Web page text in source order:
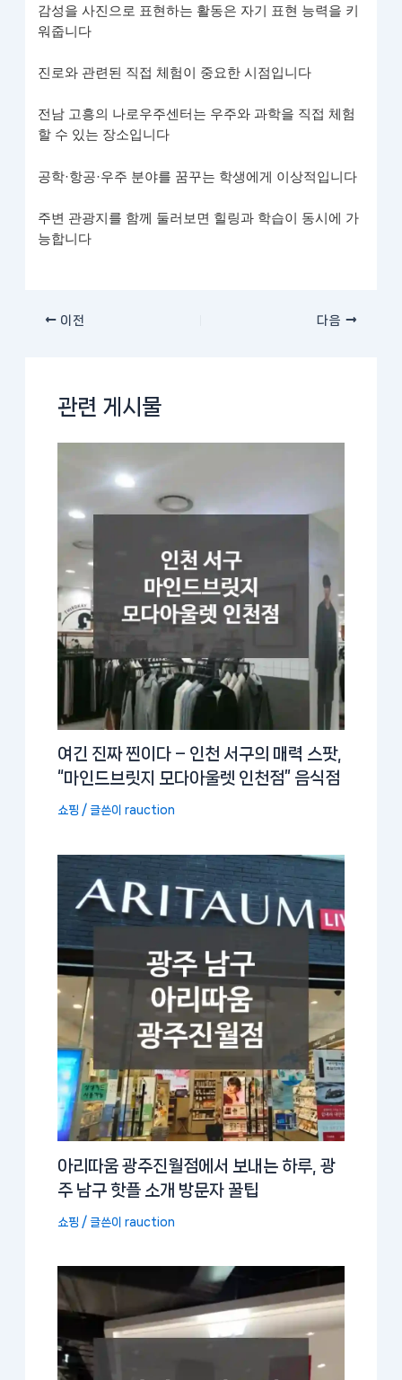
감성을 사진으로 표현하는 활동은 자기 표현 능력을 키
워줍니다
진로와 관련된 직접 체험이 중요한 시점입니다
전남 고흥의 나로우주센터는 우주와 과학을 직접 체험
할 수 있는 장소입니다
공학·항공·우주 분야를 꿈꾸는 학생에게 이상적입니다
주변 관광지를 함께 둘러보면 힐링과 학습이 동시에 가
능합니다
이전 다음
관련 게시물
여긴 진짜 찐이다 – 인천 서구의 매력 스팟,
“마인드브릿지 모다아울렛 인천점” 음식점
쇼핑 / 글쓴이rauction
아리따움 광주진월점에서 보내는 하루, 광
주 남구 핫플 소개 방문자 꿀팁
쇼핑 / 글쓴이rauction